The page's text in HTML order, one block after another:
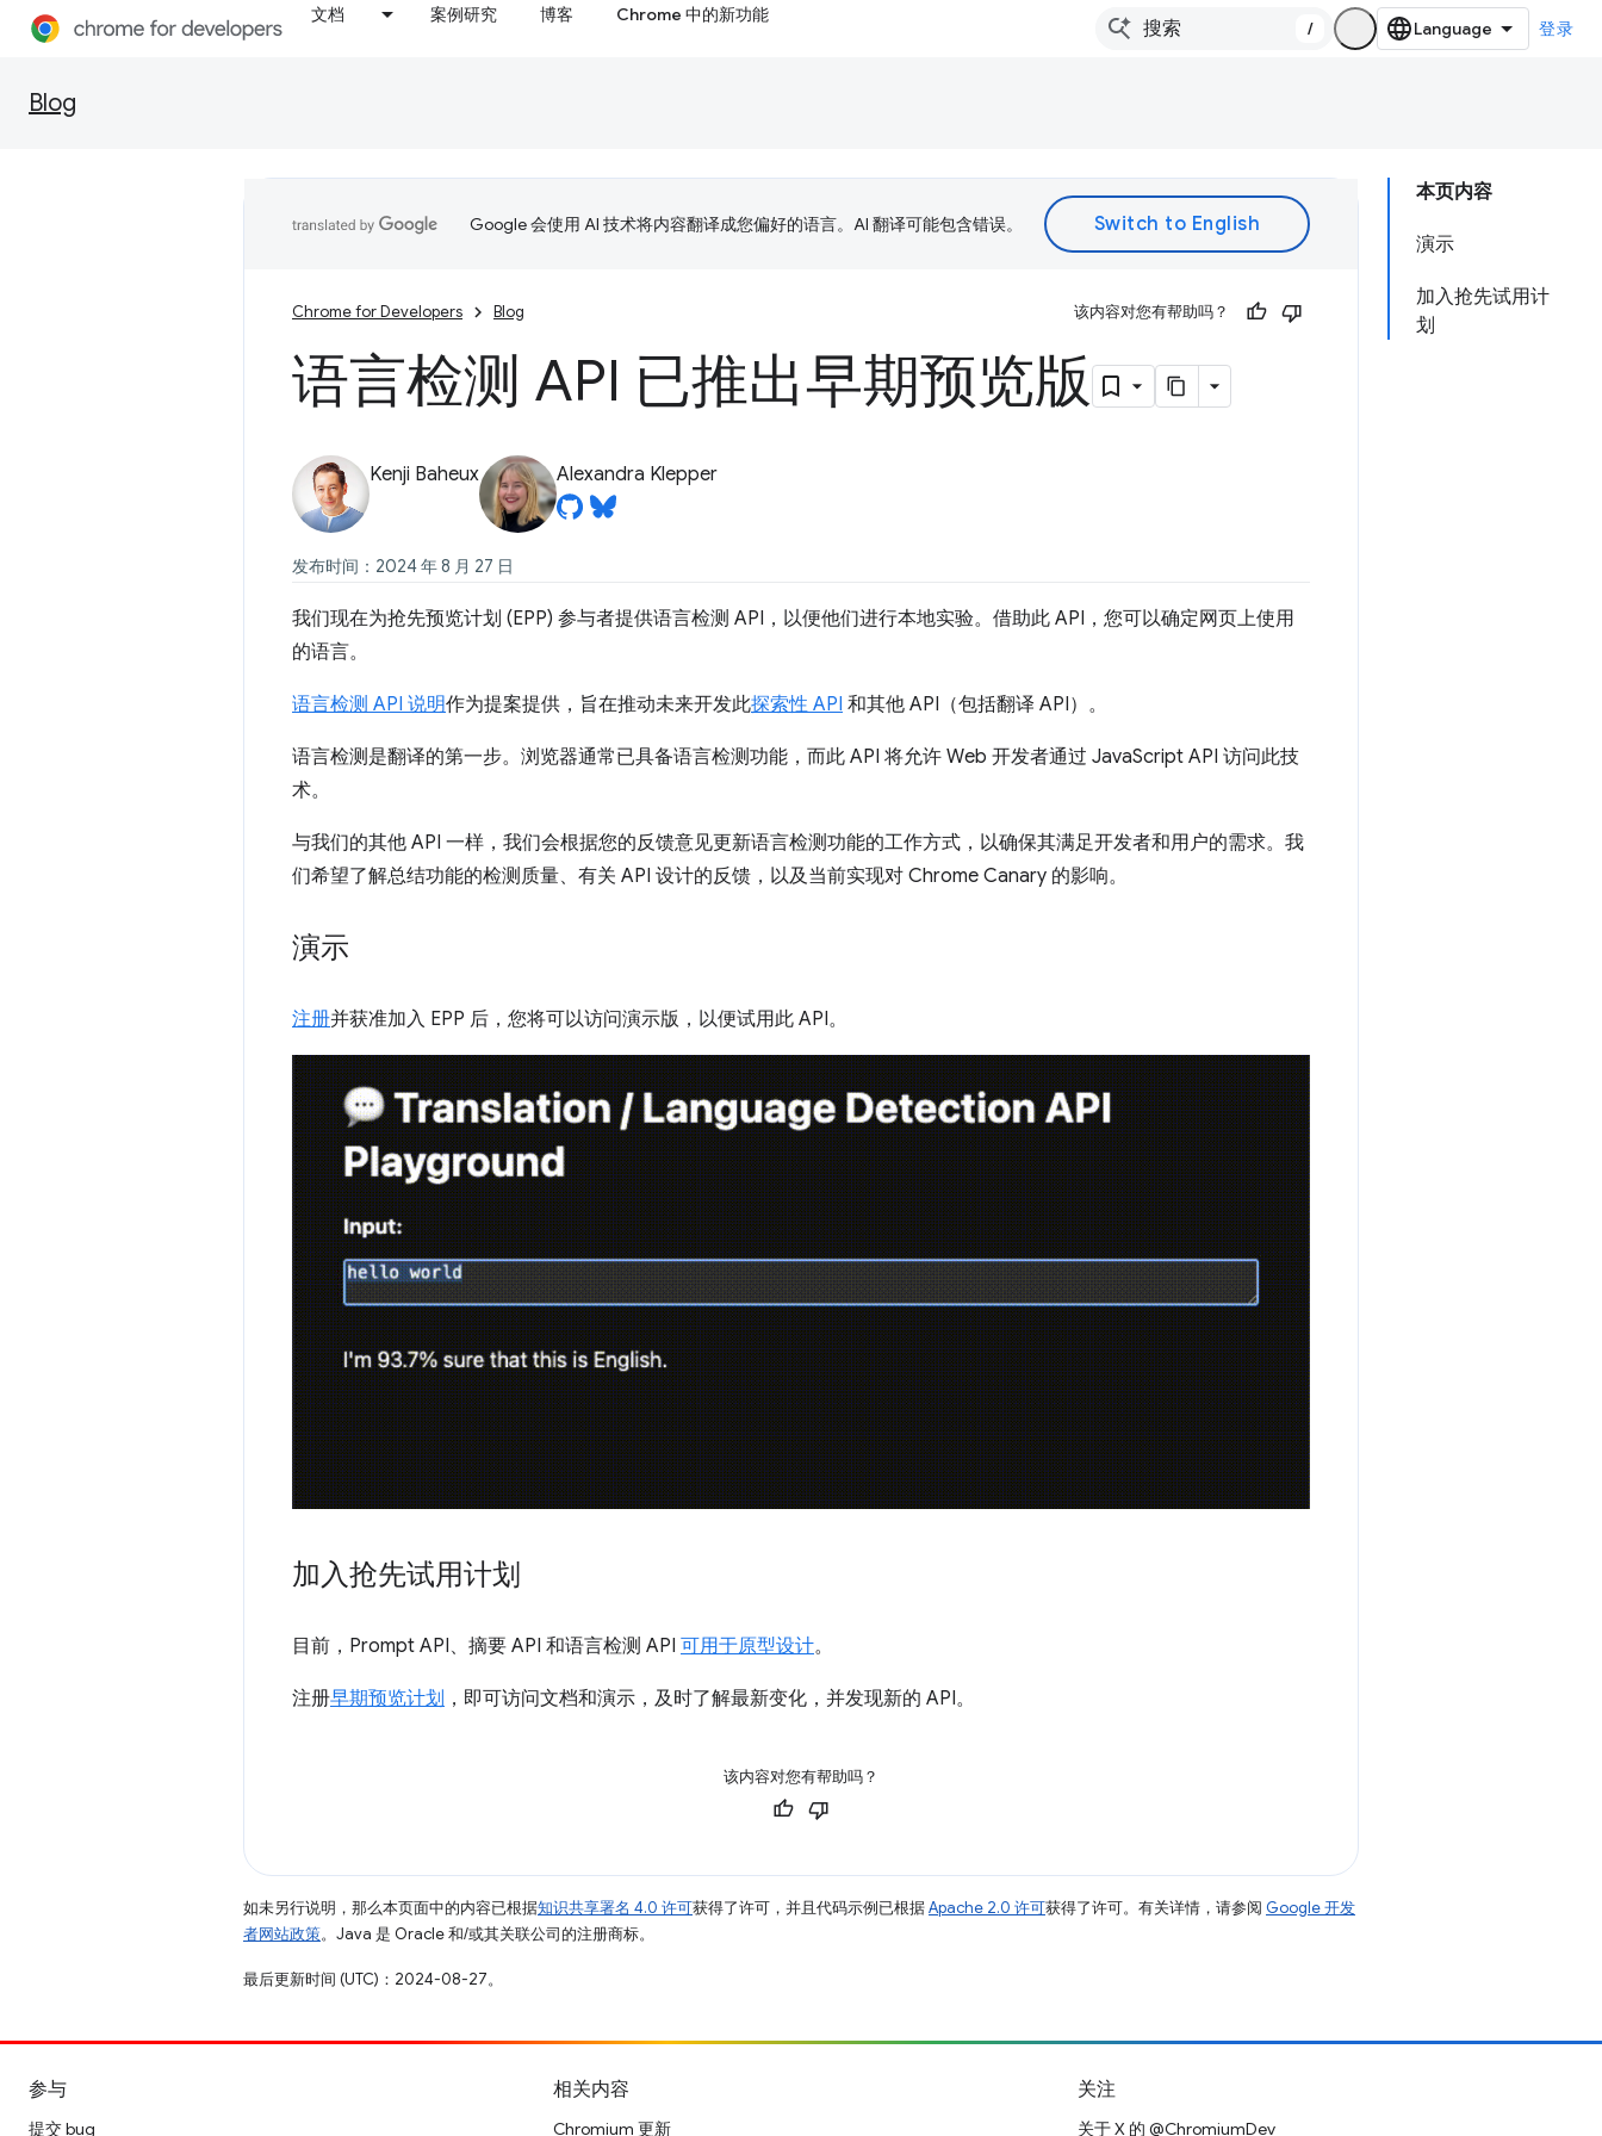
文档 案例研究 博客 Chrome 中的新功能
/ 登录
Blog
本页内容
演示
加入抢先试用计
划
Google 会使用 AI 技术将内容翻译成您偏好的语言。AI 翻译可能包含错误。
Chrome for Developers Blog 该内容对您有帮助吗？
语言检测 API 已推出早期预览版
Kenji Baheux Alexandra Klepper
发布时间：2024 年 8 月 27 日
我们现在为抢先预览计划 (EPP) 参与者提供语言检测 API，以便他们进行本地实验。借助此 API，您可以确定网页上使用
的语言。
语言检测 API 说明作为提案提供，旨在推动未来开发此探索性 API 和其他 API（包括翻译 API）。
语言检测是翻译的第一步。浏览器通常已具备语言检测功能，而此 API 将允许 Web 开发者通过 JavaScript API 访问此技
术。
与我们的其他 API 一样，我们会根据您的反馈意见更新语言检测功能的工作方式，以确保其满足开发者和用户的需求。我
们希望了解总结功能的检测质量、有关 API 设计的反馈，以及当前实现对 Chrome Canary 的影响。
演示
注册并获准加入 EPP 后，您将可以访问演示版，以便试用此 API。
加入抢先试用计划
目前，Prompt API、摘要 API 和语言检测 API 可用于原型设计。
注册早期预览计划 ，即可访问文档和演示，及时了解最新变化，并发现新的 API。
该内容对您有帮助吗？
如未另行说明，那么本页面中的内容已根据知识共享署名 4.0 许可获得了许可，并且代码示例已根据Apache 2.0 许可获得了许可。有关详情，请参阅 Google 开发
者网站政策。Java 是 Oracle 和/或其关联公司的注册商标。
最后更新时间 (UTC)：2024-08-27。
参与
提交 bug
相关内容
Chromium 更新
关注
关于 X 的 @ChromiumDev